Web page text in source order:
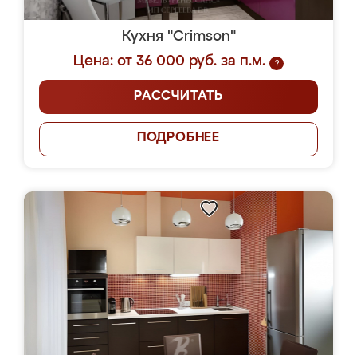
Кухня "Crimson"
Цена: от 36 000 руб. за п.м.
?
РАССЧИТАТЬ
ПОДРОБНЕЕ